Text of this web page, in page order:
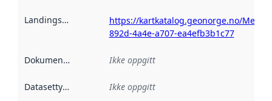
Landingsside
https://kartkatalog.geonorge.no/
892d-4a4e-a707-ea4efb3b1c77
Dokumentasjon Ikke oppgitt
Datasettype Ikke oppgitt